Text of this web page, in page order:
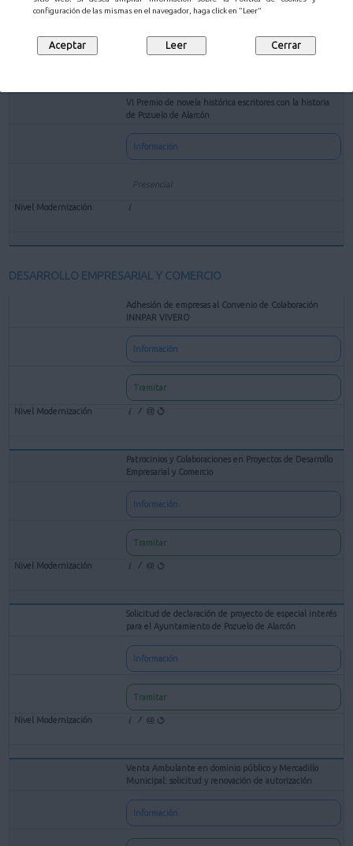
configuración de las mismas en el navegador, haga click en "Leer"
VI Premio de novela histórica escritores con la historia
de Pozuelo de Alarcón
Información
Presencial
DESARROLLO EMPRESARIAL Y COMERCIO
Adhesión de empresas al Convenio de Colaboración
INNPAR VIVERO
Información
Tramitar
Patrocinios y Colaboraciones en Proyectos de Desarrollo
Empresarial y Comercio
Información
Tramitar
Solicitud de declaración de proyecto de especial interés
para el Ayuntamiento de Pozuelo de Alarcón
Información
Tramitar
Venta Ambulante en dominio público y Mercadillo
Municipal: solicitud y renovación de autorización
Información